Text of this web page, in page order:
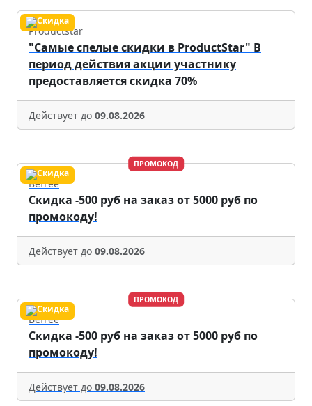
Productstar
"Самые спелые скидки в ProductStar" В
период действия акции участнику
предоставляется скидка 70%
Действует до 09.08.2026
ПРОМОКОД
Befree
Скидка -500 руб на заказ от 5000 руб по
промокоду!
Действует до 09.08.2026
ПРОМОКОД
Befree
Скидка -500 руб на заказ от 5000 руб по
промокоду!
Действует до 09.08.2026